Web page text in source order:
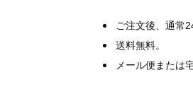
ご注文後、通常
送料無料。
メール便または